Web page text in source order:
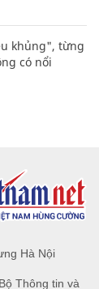
khủng", từng
có nổi
Hà Nội
Thông tin và